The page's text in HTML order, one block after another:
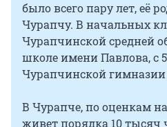
было всего пару лет, её
Чурапчу. В начальных
Чурапчинской средней
школе имени Павлова, с
Чурапчинской
В Чурапче, по оценкам на
живет порядка 10 тысяч